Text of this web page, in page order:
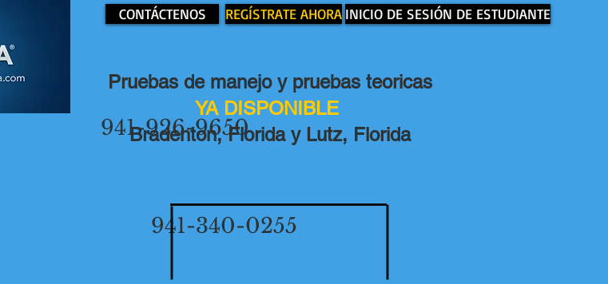
CONTÁCTENOS REGÍSTRATE AHORA INICIO DE SESIÓN DE ESTUDIANTE
941-926-9650
Pruebas de manejo y pruebas teoricas
YA DISPONIBLE
Bradenton, Florida y Lutz, Florida
941-340-0255